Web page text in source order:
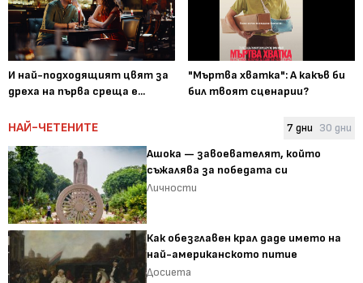
И най-подходящият цвят за
дреха на първа среща е...
"Мъртва хватка": А какъв би
бил твоят сценарии?
НАЙ-ЧЕТЕНИТЕ 7 дни 30 дни
Ашока — завоевателят, който
съжалява за победата си
Личности
Как обезглавен крал даде името на
най-американското питие
Досиета